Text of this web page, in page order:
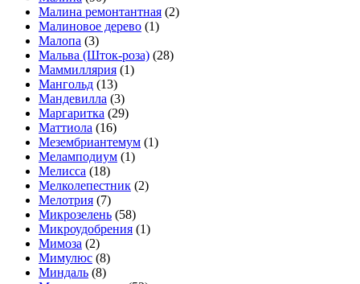
Малина ремонтантная (2)
Малиновое дерево (1)
Малопа (3)
Мальва (Шток-роза) (28)
Маммиллярия (1)
Мангольд (13)
Мандевилла (3)
Маргаритка (29)
Маттиола (16)
Мезембриантемум (1)
Меламподиум (1)
Мелисса (18)
Мелколепестник (2)
Мелотрия (7)
Микрозелень (58)
Микроудобрения (1)
Мимоза (2)
Мимулюс (8)
Миндаль (8)